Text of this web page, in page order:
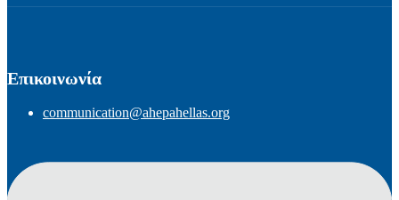
Επικοινωνία
communication@ahepahellas.org